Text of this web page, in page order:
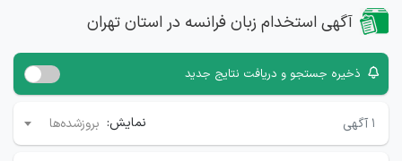
آگهی استخدام زبان فرانسه در استان تهران
ذخیره جستجو و دریافت نتایج جدید
۱ آگهی نمایش: بروزشده‌ها